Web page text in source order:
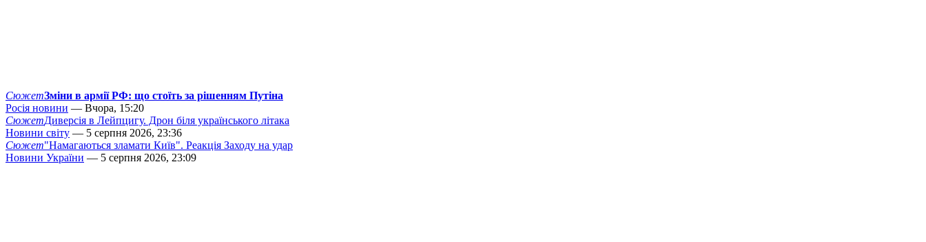
СюжетЗміни в армії РФ: що стоїть за рішенням Путіна
Росія новини — Вчора, 15:20
СюжетДиверсія в Лейпцигу. Дрон біля українського літака
Новини світу — 5 серпня 2026, 23:36
Сюжет"Намагаються зламати Київ". Реакція Заходу на удар
Новини України — 5 серпня 2026, 23:09